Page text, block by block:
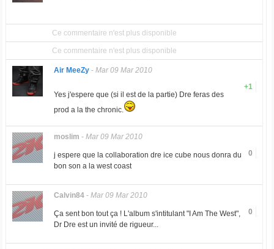
Ce commentaire n'est plus disponible
Ce commentaire n'est plus disponible
Air MeeZy- Mar 09 Mar 2010
+1
Yes j'espere que (si il est de la partie) Dre feras des
prod a la the chronic.
moslim - Mar 09 Mar 2010
0
j espere que la collaboration dre ice cube nous donra du
bon son a la west coast
Calvin84- Mar 09 Mar 2010
0
Ça sent bon tout ça ! L'album s'intitulant "I Am The West",
Dr Dre est un invité de rigueur...